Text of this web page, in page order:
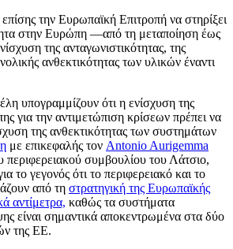
την Ευρωπαϊκή Επιτροπή να στηρίξει
στην Ευρώπη —από τη μεταποίηση έως
της ανταγωνιστικότητας, της
ανθεκτικότητας των υλικών έναντι
υπογραμμίζουν ότι η ενίσχυση της
για την αντιμετώπιση κρίσεων πρέπει να
της ανθεκτικότητας των συστημάτων
με επικεφαλής τον Antonio Aurigemma
συμβουλίου του Λάτσιο,
το γεγονός ότι το περιφερειακό και το
από τη στρατηγική της Ευρωπαϊκής
αντίμετρα, καθώς τα συστήματα
είναι σημαντικά αποκεντρωμένα στα δύο
της ΕΕ.